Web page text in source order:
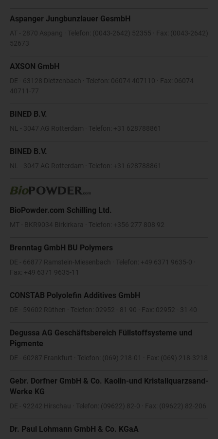
Aspanger Jungbunzlauer GesmbH
AT - 2870 Aspang · Telefon: (0043-2642) 52355 · Fax: (0043-2642)
52673
AXSON GmbH
DE - 63128 Dietzenbach · Telefon: 06074 407110 · Fax: 06074
40711-77
BINED B.V.
NL - 3047 AG Rotterdam · Telefon: +31 628788861
BINED B.V.
NL - 3047 AG Rotterdam · Telefon: +31 628788861
BioPowder.com Schilling Ltd.
MT - BKR9034 Birkirkara · Telefon: +356 277 808 92
Brenntag GmbH BU Polymers
DE - 66877 Ramstein-Miesenbach · Telefon: +49 6371 9635-0 ·
Fax: +49 6371 9635-11
CONSTAB Polyolefin Additives GmbH
DE - 59602 Rüthen · Telefon: 02952 - 81 90 · Fax: 02952 - 31 40
Degussa AG Geschäftsbereich Füllstoffsysteme und
Pigmente
DE - 60287 Frankfurt · Telefon: (069) 218-01 · Fax: (069) 218-3218
Gebr. Dorfner GmbH & Co. Kaolin-und Kristallquarzsand-
Werke KG
DE - 92242 Hirschau · Telefon: (09622) 82-0 · Fax: (09622) 82-206
Dr. Paul Lohmann GmbH & Co. KGaA